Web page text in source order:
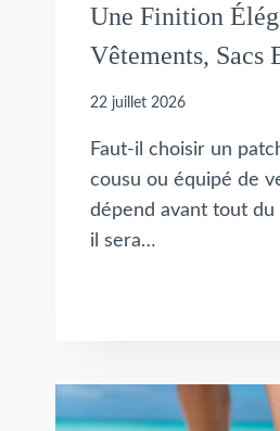
Une Finition
Vêtements, Sacs
22 juillet 2026
Faut-il choisir un
cousu ou équipé de
dépend avant tout du
il sera…